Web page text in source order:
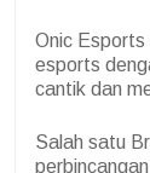
Onic Esports
esports
cantik dan
Salah satu